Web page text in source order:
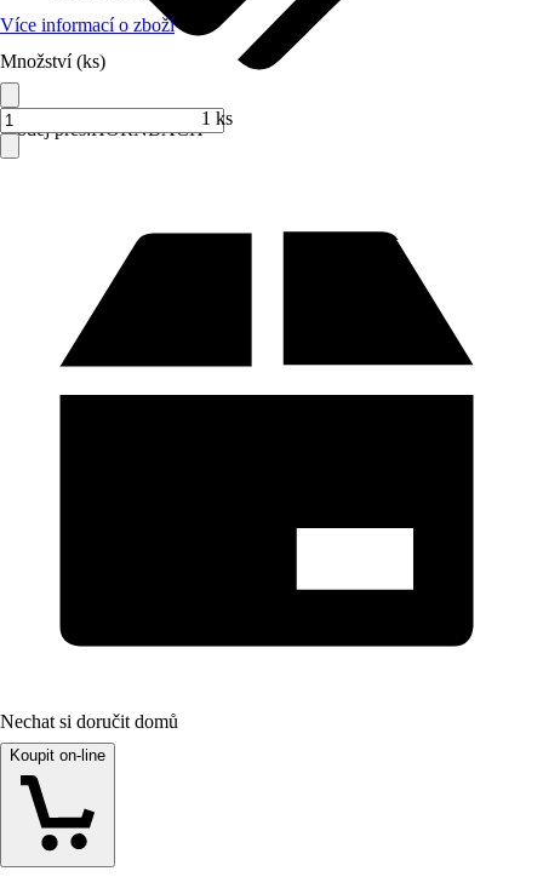
Prodej přes:HORNBACH
Více informací o zboží
Množství (ks)
1 ks
Nechat si doručit domů
Koupit on-line